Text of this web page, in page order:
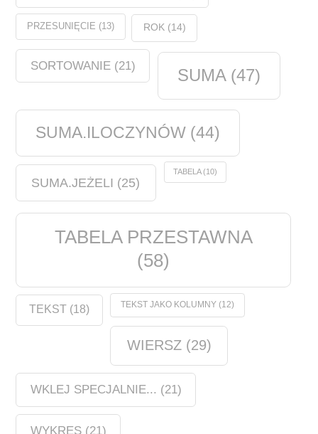
PRZESUNIĘCIE (13) ROK(14)
SORTOWANIE(21) SUMA(47)
SUMA.ILOCZYNÓW (44)
SUMA.JEŻELI (25)
TABELA(10)
TABELA PRZESTAWNA
(58)
TEKST (18) TEKST JAKO KOLUMNY(12)
WIERSZ(29)
WKLEJ SPECJALNIE... (21)
WYKRES(21)